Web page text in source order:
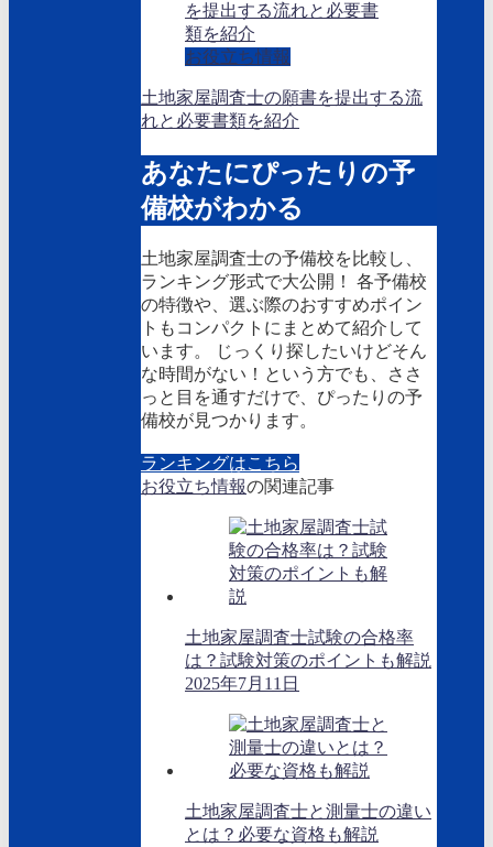
お役立ち情報
土地家屋調査士の願書を提出する流
れと必要書類を紹介
あなたにぴったりの予
備校がわかる
土地家屋調査士の予備校を比較し、
ランキング形式で大公開！ 各予備校
の特徴や、選ぶ際のおすすめポイン
トもコンパクトにまとめて紹介して
います。 じっくり探したいけどそん
な時間がない！という方でも、ささ
っと目を通すだけで、ぴったりの予
備校が見つかります。
ランキングはこちら
お役立ち情報の関連記事
土地家屋調査士試験の合格率
は？試験対策のポイントも解説
2025年7月11日
土地家屋調査士と測量士の違い
とは？必要な資格も解説